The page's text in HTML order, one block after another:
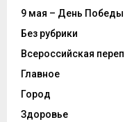
9 мая – День Победы
Без рубрики
Всероссийская
Главное
Город
Здоровье